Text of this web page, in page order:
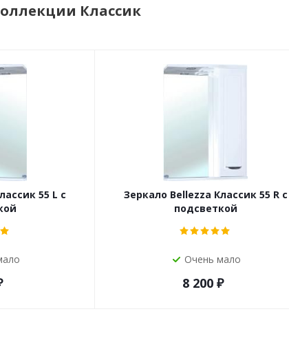
Классик
55 L с
Зеркало Bellezza Классик 55 R с
подсветкой
Очень мало
8 200 ₽